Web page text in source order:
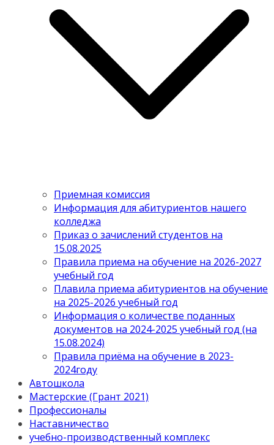
Приемная комиссия
Информация для абитуриентов нашего
колледжа
Приказ о зачислений студентов на
15.08.2025
Правила приема на обучение на 2026-2027
учебный год
Плавила приема абитуриентов на обучение
на 2025-2026 учебный год
Информация о количестве поданных
документов на 2024-2025 учебный год (на
15.08.2024)
Правила приёма на обучение в 2023-
2024году
Автошкола
Мастерские (Грант 2021)
Профессионалы
Наставничество
учебно-производственный комплекс